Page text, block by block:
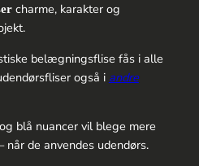
charme, karakter og
belægningsflise fås i alle
også i andre
blå nuancer vil blege mere
når de anvendes udendørs.